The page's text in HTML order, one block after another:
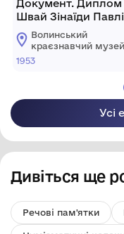
Документ. Диплом
Швай Зінаїди
Волинський
краєзнавчий музей
1953
Усі
Дивіться ще
Речові пам'ятки